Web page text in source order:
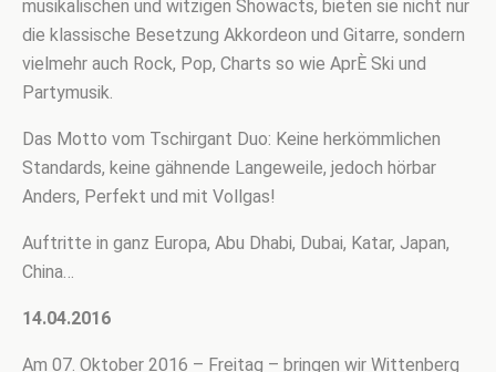
musikalischen und witzigen Showacts, bieten sie nicht nur
die klassische Besetzung Akkordeon und Gitarre, sondern
vielmehr auch Rock, Pop, Charts so wie AprÈ Ski und
Partymusik.
Das Motto vom Tschirgant Duo: Keine herkömmlichen
Standards, keine gähnende Langeweile, jedoch hörbar
Anders, Perfekt und mit Vollgas!
Auftritte in ganz Europa, Abu Dhabi, Dubai, Katar, Japan,
China…
14.04.2016
Am 07. Oktober 2016 – Freitag – bringen wir Wittenberg